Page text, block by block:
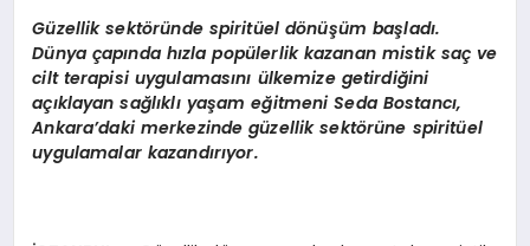
Güzellik sektöründe spiritüel dönüşüm başladı.
Dünya çapında hızla popülerlik kazanan mistik saç ve
cilt terapisi uygulamasını ülkemize getirdiğini
açıklayan sağlıklı yaşam eğitmeni Seda Bostancı,
Ankara’daki merkezinde güzellik sektörüne spiritüel
uygulamalar kazandırıyor.